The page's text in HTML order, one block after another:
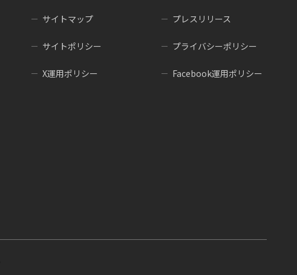
サイトマップ プレスリリース
サイトポリシー プライバシーポリシー
X運用ポリシー Facebook運用ポリシー